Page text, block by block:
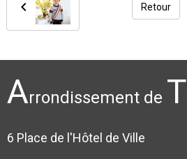
Retour
Arrondissement de T
6 Place de l'Hôtel de Ville